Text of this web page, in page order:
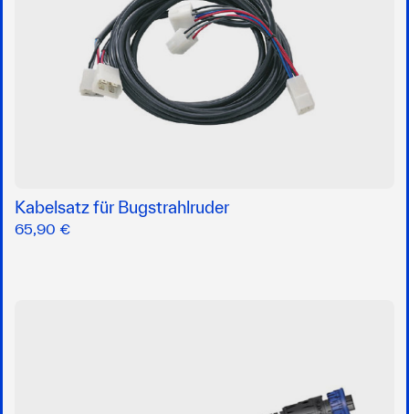
Kabelsatz für Bugstrahlruder
65,90 €